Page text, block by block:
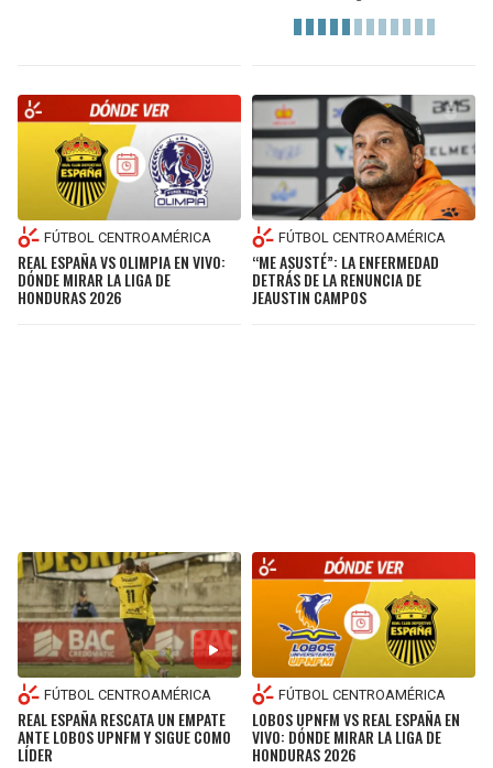
FÚTBOL CENTROAMÉRICA
REAL ESPAÑA VS OLIMPIA EN VIVO:
DÓNDE MIRAR LA LIGA DE
HONDURAS 2026
FÚTBOL CENTROAMÉRICA
“ME ASUSTÉ”: LA ENFERMEDAD
DETRÁS DE LA RENUNCIA DE
JEAUSTIN CAMPOS
FÚTBOL CENTROAMÉRICA
REAL ESPAÑA RESCATA UN EMPATE
ANTE LOBOS UPNFM Y SIGUE COMO
LÍDER
FÚTBOL CENTROAMÉRICA
LOBOS UPNFM VS REAL ESPAÑA EN
VIVO: DÓNDE MIRAR LA LIGA DE
HONDURAS 2026